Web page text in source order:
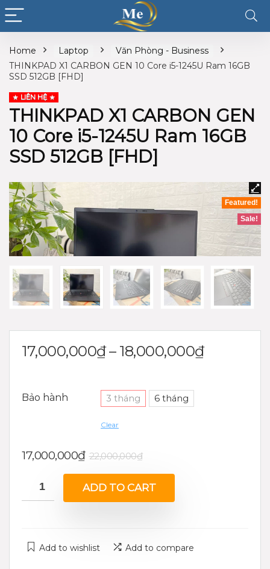
Home Laptop
Văn Phòng - Business
THINKPAD X1 CARBON GEN 10 Core i5-1245U Ram 16GB
SSD 512GB [FHD]
LIÊN HỆ
THINKPAD X1 CARBON GEN
10 Core i5-1245U Ram 16GB
SSD 512GB [FHD]
Featured!
Sale!
17,000,000₫– 18,000,000₫
Bảo hành 3 tháng 6 tháng
Clear
22,000,000₫
17,000,000₫
ADD TO CART
Add to wishlist Add to compare